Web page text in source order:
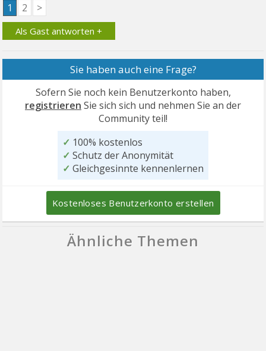
1 2 >
Als Gast antworten +
Sie haben auch eine Frage?
Sofern Sie noch kein Benutzerkonto haben,
registrieren Sie sich sich und nehmen Sie an der
Community teil!
✓ 100% kostenlos
✓ Schutz der Anonymität
✓ Gleichgesinnte kennenlernen
Kostenloses Benutzerkonto erstellen
Ähnliche Themen